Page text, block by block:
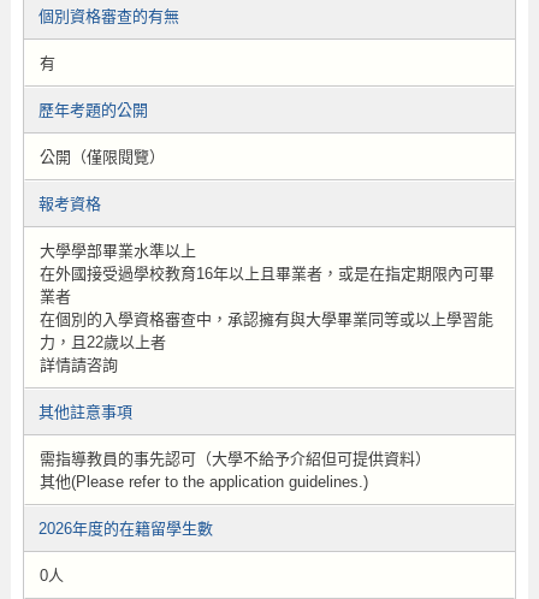
個別資格審查的有無
有
歷年考題的公開
公開（僅限閱覽）
報考資格
大學學部畢業水準以上
在外國接受過學校教育16年以上且畢業者，或是在指定期限內可畢
業者
在個別的入學資格審查中，承認擁有與大學畢業同等或以上學習能
力，且22歲以上者
詳情請咨詢
其他註意事項
需指導教員的事先認可（大學不給予介紹但可提供資料）
其他(Please refer to the application guidelines.)
2026年度的在籍留學生數
0人